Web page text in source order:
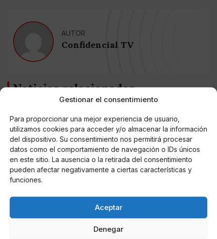
Gestionar el consentimiento
Para proporcionar una mejor experiencia de usuario,
utilizamos cookies para acceder y/o almacenar la información
del dispositivo. Su consentimiento nos permitirá procesar
datos como el comportamiento de navegación o IDs únicos
en este sitio. La ausencia o la retirada del consentimiento
pueden afectar negativamente a ciertas características y
funciones.
Aceptar
Denegar
AUTOR
Confidencial TV
Noticias relacionadas
Mejores Cripto Casinos Online en
Colombia 2025: Bitcoin Casinos
Online Casino
Mejores Casinos Online con Bitcoin y
Criptomonedas en Argentina 2025
criptomonedas y Bitcoin en México 2025